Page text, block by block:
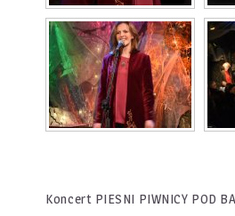
Koncert PIESNI PIWNICY POD